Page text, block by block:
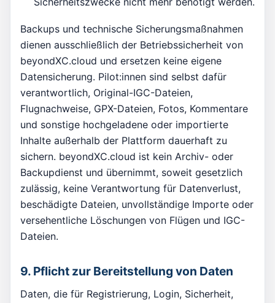
Backups und technische Sicherungsmaßnahmen
dienen ausschließlich der Betriebssicherheit von
beyondXC.cloud und ersetzen keine eigene
Datensicherung. Pilot:innen sind selbst dafür
verantwortlich, Original-IGC-Dateien,
Flugnachweise, GPX-Dateien, Fotos, Kommentare
und sonstige hochgeladene oder importierte
Inhalte außerhalb der Plattform dauerhaft zu
sichern. beyondXC.cloud ist kein Archiv- oder
Backupdienst und übernimmt, soweit gesetzlich
zulässig, keine Verantwortung für Datenverlust,
beschädigte Dateien, unvollständige Importe oder
versehentliche Löschungen von Flügen und IGC-
Dateien.
9. Pflicht zur Bereitstellung von Daten
Daten, die für Registrierung, Login, Sicherheit,